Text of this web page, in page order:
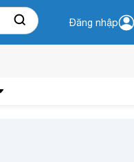
Đăng nhập